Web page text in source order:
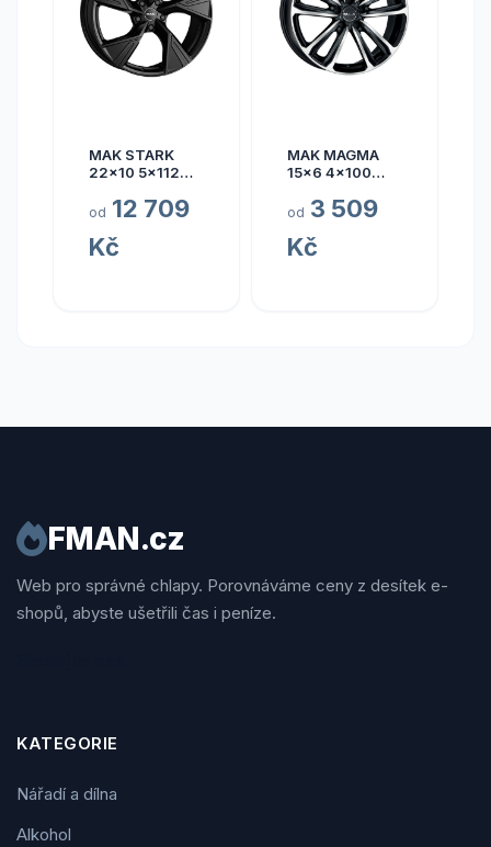
MAK STARK
22x10 5x112
od 12 709
Kč
MAK MAGMA
15x6 4x100
od 3 509
Kč
FMAN.cz
Web pro správné chlapy. Porovnáváme ceny z desítek e-
shopů, abyste ušetřili čas i peníze.
KATEGORIE
Nářadí a dílna
Alkohol